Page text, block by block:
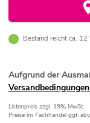
Bestand reicht ca. 12
Aufgrund der
Listenpreis zzgl. 19% MwSt.
Preise im Fachhandel ggf.